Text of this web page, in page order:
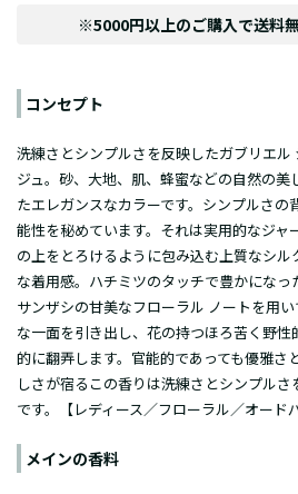
※5000円以上のご購入で送料
コンセプト
洗練さとシンプルさを反映したガブリエル
ジュ。砂、大地、肌、蜂蜜などの自然の
たエレガンスなカラーです。シンプルさの
能性を秘めています。それは実用的なジャ
の上をとろけるように包み込む上質なシル
な着用感。ハチミツのタッチで豊かになっ
サンザシの甘美なフローラル ノートを用
な一面を引き出し、花の持つほろ苦く野
的に翻弄します。官能的であっても優雅さ
しさが宿るこの香りは洗練さとシンプル
です。【レディース／フローラル／オード
メインの香料